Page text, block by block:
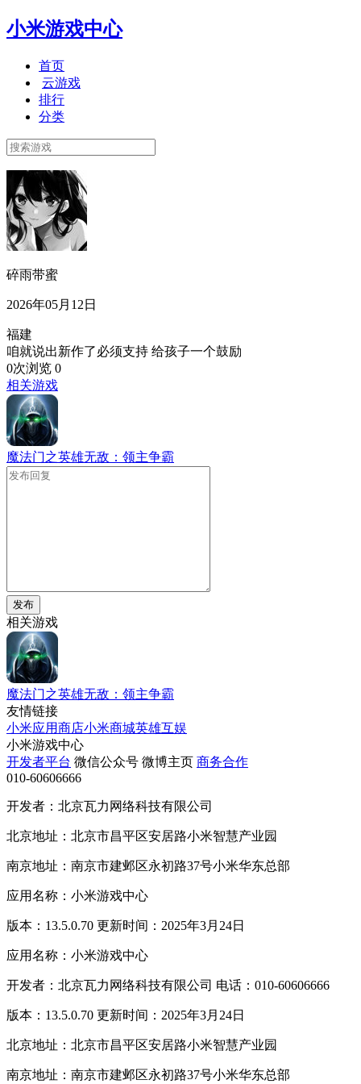
小米游戏中心
首页
云游戏
排行
分类
碎雨带蜜
2026年05月12日
福建
咱就说出新作了必须支持 给孩子一个鼓励
0次浏览 0
相关游戏
魔法门之英雄无敌：领主争霸
发布
相关游戏
魔法门之英雄无敌：领主争霸
友情链接
小米应用商店小米商城英雄互娱
小米游戏中心
开发者平台 微信公众号 微博主页 商务合作
010-60606666
开发者：北京瓦力网络科技有限公司
北京地址：北京市昌平区安居路小米智慧产业园
南京地址：南京市建邺区永初路37号小米华东总部
应用名称：小米游戏中心
版本：13.5.0.70 更新时间：2025年3月24日
应用名称：小米游戏中心
开发者：北京瓦力网络科技有限公司 电话：010-60606666
版本：13.5.0.70 更新时间：2025年3月24日
北京地址：北京市昌平区安居路小米智慧产业园
南京地址：南京市建邺区永初路37号小米华东总部